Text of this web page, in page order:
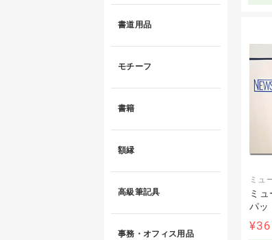
ミュ
ミ
パッ
書道用品
モチーフ
書籍
額縁
高級筆記具
事務・オフィス用品